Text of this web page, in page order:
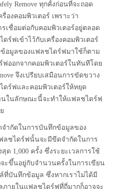
Remove ทุกคั้งก่อนที่จะถอด
องคอมพิวเตอร์ เพราะว่า
เชื่อมต่อกับคอมพิวเตอร์อยู่ตลอด
ดร์ฟเข้าไว้กับเครื่องคอมพิวเตอร์
ข้อมูลของแฟลชไดร์ฟมาใช้ก็ตาม
ออกจากคอมพิวเตอร์ในทันทีโดย
จึงเปรียบเสมือนการขัดขวาง
ดร์ฟและคอมพิวเตอร์ให้หยุด
นในลักษณะนี้จะทำให้แฟลชไดร์ฟ
จำกัดในการบันทึกข้อมูลของ
ลชไดร์ฟนั้นจะมีขีดจำกัดในการ
ด 1,000 ครั้ง ซึ่งระยะเวลการใช้
ะขึ้นอยู่กับจำนวนครั้งในการเขียน
ที่บันทึกข้อมูล ซึ่งหากเราไม่ได้มี
ภายในแฟลชไดร์ฟที่ถี่มากก็อาจจะ